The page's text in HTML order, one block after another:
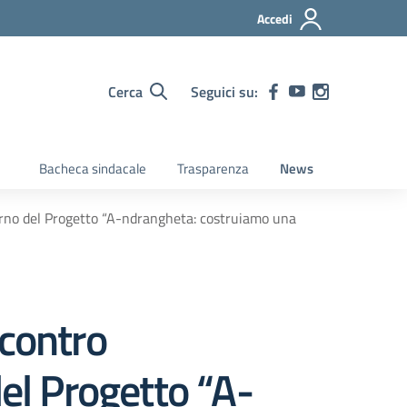
Accedi
Cerca Seguici su:
Bacheca sindacale Trasparenza News
del Progetto “A-ndrangheta: costruiamo una
Progetto “A-